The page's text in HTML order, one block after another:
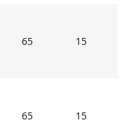
65 15
65 15